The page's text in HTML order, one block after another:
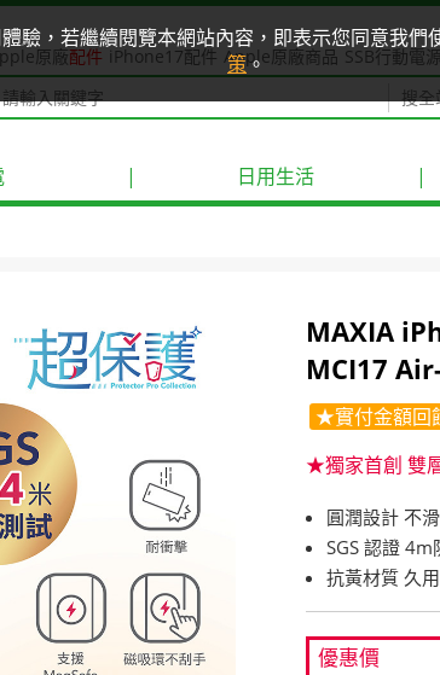
驗，若繼續閱覽本網站內容，即表示您同意我
策。
原廠配件 iPhone17配件 Apple原廠商品 SSB行動電源
| 日用生活 |
MAXIA
MCI17
★實付金額回
★獨家首創 雙
圓潤設計 不
SGS 認證 4m
抗黃材質 久
優惠價